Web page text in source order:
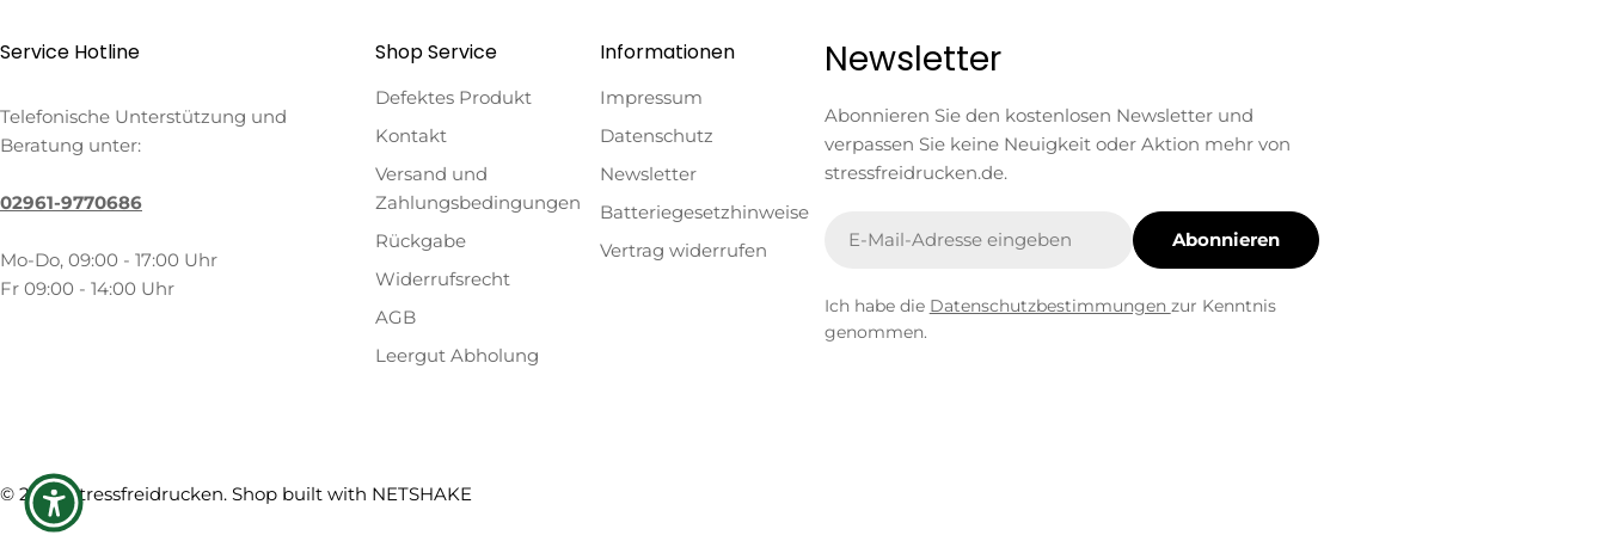
Service Hotline
Telefonische Unterstützung und
Beratung unter:
02961-9770686
Mo-Do, 09:00 - 17:00 Uhr
Fr 09:00 - 14:00 Uhr
Shop Service
Defektes Produkt
Kontakt
Versand und
Zahlungsbedingungen
Rückgabe
Widerrufsrecht
AGB
Leergut Abholung
Informationen
Impressum
Datenschutz
Newsletter
Batteriegesetzhinweise
Vertrag widerrufen
Newsletter
Abonnieren Sie den kostenlosen Newsletter und
verpassen Sie keine Neuigkeit oder Aktion mehr von
stressfreidrucken.de.
Mail
Abonnieren
Ich habe die Datenschutzbestimmungen zur Kenntnis
genommen.
© 2026Stressfreidrucken. Shop built with NETSHAKE